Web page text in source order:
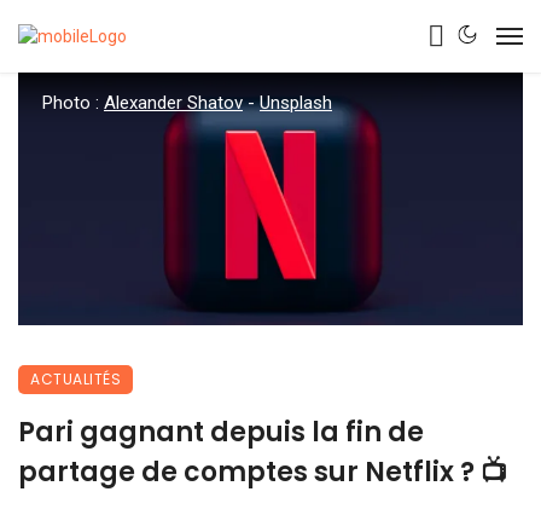
Photo : Alexander Shatov-Unsplash
ACTUALITÉS
Pari gagnant depuis la fin de
partage de comptes sur Netflix ? 📺